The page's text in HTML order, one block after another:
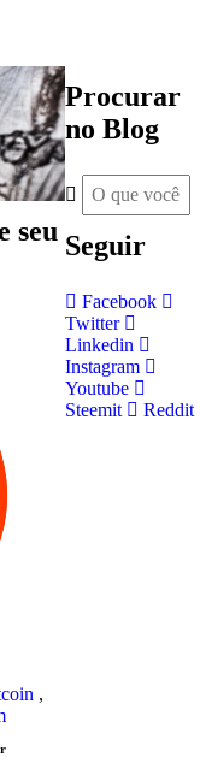
seu
,
Procurar
no Blog
Seguir
Facebook
Twitter
Linkedin
Instagram
Youtube
Steemit
Reddit